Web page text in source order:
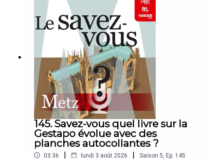
145. Savez-vous quel livre sur la
Gestapo évolue avec des
planches autocollantes ?
03:36 | lundi 3 août 2026 | Saison 5, Ep. 145